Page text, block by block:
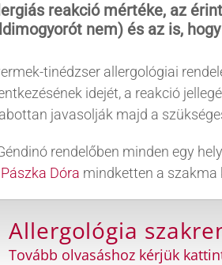
reakció mértéke, az
nem) és az is,
tinédzser allergológiai
idejét, a reakció
javasolják majd a
rendelőben minden egy
Dóra mindketten a szakma
Allergológia
Tovább olvasáshoz kérjük